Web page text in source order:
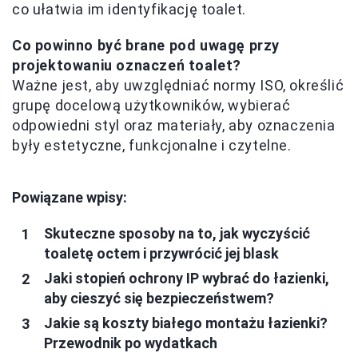
co ułatwia im identyfikację toalet.
Co powinno być brane pod uwagę przy
projektowaniu oznaczeń toalet?
Ważne jest, aby uwzględniać normy ISO, określić
grupę docelową użytkowników, wybierać
odpowiedni styl oraz materiały, aby oznaczenia
były estetyczne, funkcjonalne i czytelne.
Powiązane wpisy:
Skuteczne sposoby na to, jak wyczyścić
toaletę octem i przywrócić jej blask
Jaki stopień ochrony IP wybrać do łazienki,
aby cieszyć się bezpieczeństwem?
Jakie są koszty białego montażu łazienki?
Przewodnik po wydatkach